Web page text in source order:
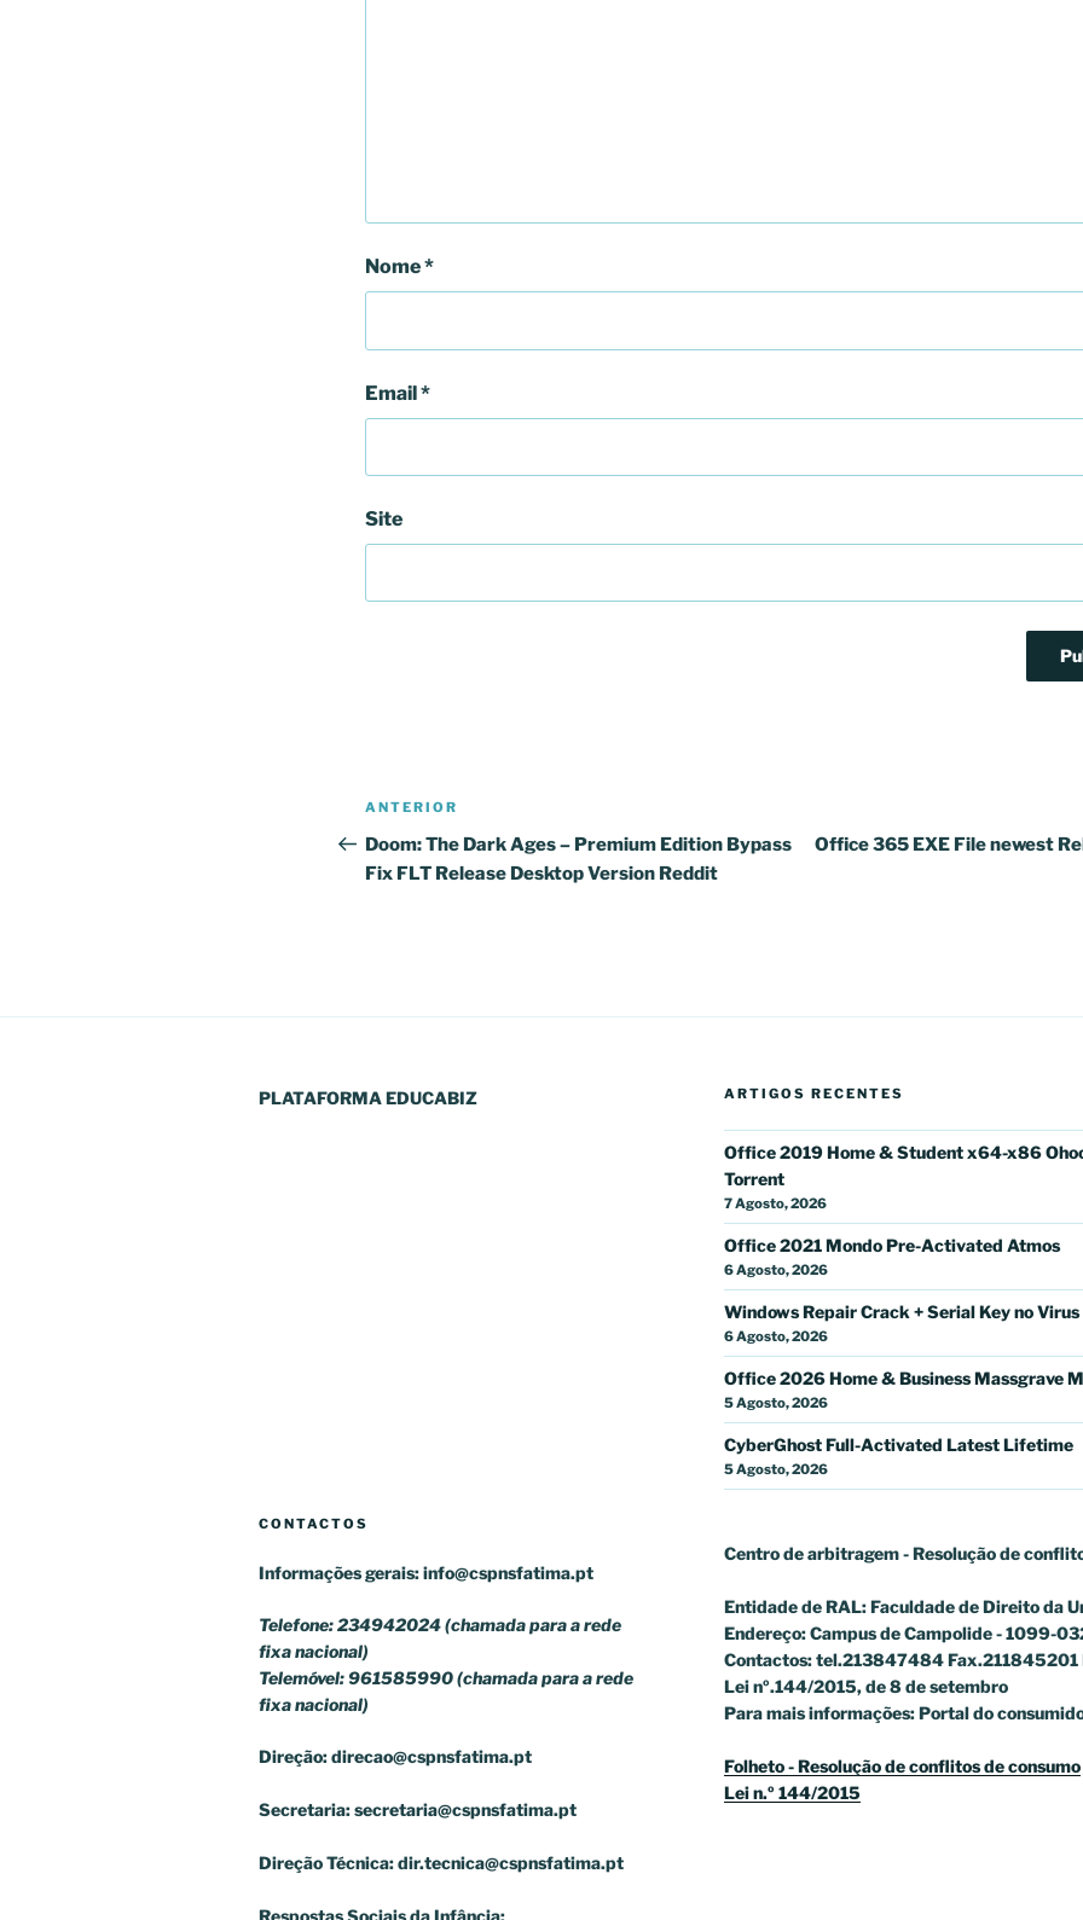
Nome*
Email*
Site
Navegação
de
artigos
Conteúdo
anterior
ANTERIOR
Doom: The Dark Ages – Premium Edition Bypass
Fix FLT Release Desktop Version Reddit
Office 365 EXE File newest
PLATAFORMA EDUCABIZ
CONTACTOS
Informações gerais:info@cspnsfatima.pt
Telefone: 234942024 (chamada para a rede
fixa nacional)
Telemóvel: 961585990 (chamada para a rede
fixa nacional)
Direção:direcao@cspnsfatima.pt
Secretaria:secretaria@cspnsfatima.pt
Direção Técnica:dir.tecnica@cspnsfatima.pt
ARTIGOS RECENTES
Office 2019 Home & Student x64-x86
Torrent
7 Agosto, 2026
Office 2021 Mondo Pre-Activated Atmos
6 Agosto, 2026
Windows Repair Crack + Serial Key no
6 Agosto, 2026
Office 2026 Home & Business Massgrave
5 Agosto, 2026
CyberGhost Full-Activated Latest Lifetime
5 Agosto, 2026
Centro de arbitragem - Resolução de
Entidade de RAL: Faculdade de Direito da
Endereço: Campus de Campolide - 1099-
Contactos: tel.213847484 Fax.211845201
Lei nº.144/2015, de 8 de setembro
Para mais informações: Portal do
Folheto - Resolução de conflitos de consumo
Lei n.º 144/2015